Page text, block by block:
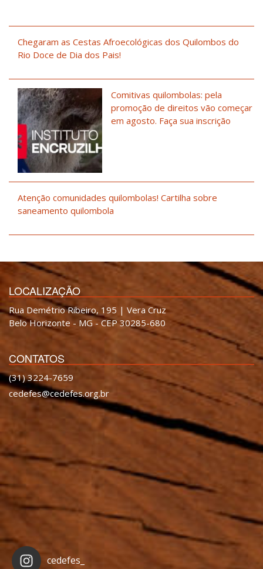
Chegaram as Cestas Afroecológicas dos Quilombos do
Rio Doce de Dia dos Pais!
Comitivas quilombolas: pela
promoção de direitos vão começar
em agosto. Faça sua inscrição
Atenção comunidades quilombolas! Cartilha sobre
saneamento quilombola
LOCALIZAÇÃO
Rua Demétrio Ribeiro, 195 | Vera Cruz
Belo Horizonte - MG - CEP 30285-680
CONTATOS
(31) 3224-7659
cedefes@cedefes.org.br
cedefes_